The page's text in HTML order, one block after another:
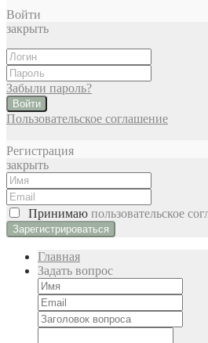
Войти
закрыть
Забыли пароль?
Войти
Пользовательское соглашение
Регистрация
закрыть
Принимаю пользовательское
Главная
Задать вопрос